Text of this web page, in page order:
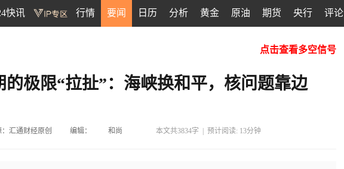
快讯 行情 要闻 日历 分析 黄金 原油 期货 央行 评论
点击查看多空信号
的极限“拉扯”：海峡换和平，核问题靠边
汇通财经原创 编辑： 和尚 本文共3834字 | 预计阅读: 13分钟